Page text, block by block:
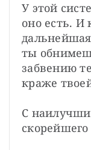
У этой
оно есть. И
ты
забвению
краже
С